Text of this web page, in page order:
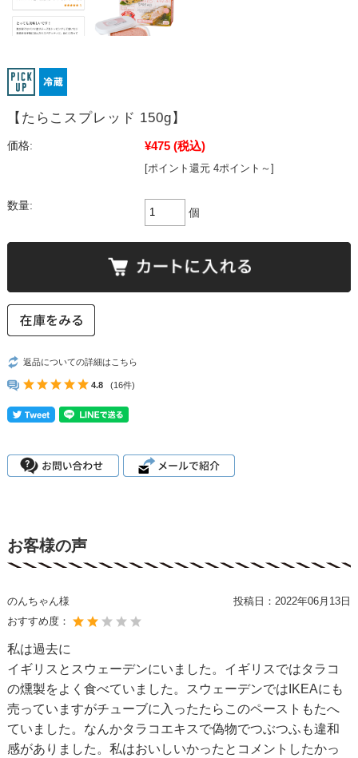
【たらこスプレッド 150g】
価格: ¥475 (税込)
[ポイント還元 4ポイント～]
数量:
個
返品についての詳細はこちら
4.8 (16件)
お客様の声
のんちゃん様 投稿日： 2022年06月13日
おすすめ度：
私は過去に
イギリスとスウェーデンにいました。イギリスではタラコ
の燻製をよく食べていました。スウェーデンではIKEAにも
売っていますがチューブに入ったたらこのペーストもたへ
ていました。なんかタラコエキスで偽物でつぶつふも違和
感がありました。私はおいしいかったとコメントしたかっ